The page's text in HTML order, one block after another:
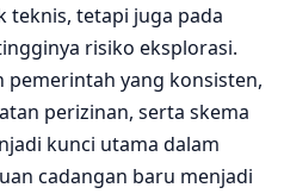
teknis, tetapi juga pada
risiko eksplorasi.
pemerintah yang konsisten,
perizinan, serta skema
kunci utama dalam
cadangan baru menjadi